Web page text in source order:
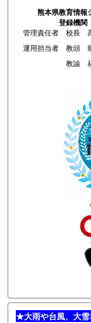
熊本県教育情報
登録機関
管理責任者 校長
運用担当者 教頭
教諭 福山
★大雨や台風、大